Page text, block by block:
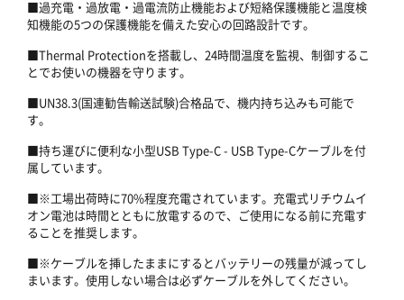
■過充電・過放電・過電流防止機能および短絡保護機能と温度検
知機能の5つの保護機能を備えた安心の回路設計です。
■Thermal Protectionを搭載し、24時間温度を監視、制御するこ
とでお使いの機器を守ります。
■UN38.3(国連勧告輸送試験)合格品で、機内持ち込みも可能で
す。
■持ち運びに便利な小型USB Type-C - USB Type-Cケーブルを付
属しています。
■※工場出荷時に70%程度充電されています。充電式リチウムイ
オン電池は時間とともに放電するので、ご使用になる前に充電す
ることを推奨します。
■※ケーブルを挿したままにするとバッテリーの残量が減ってし
まいます。使用しない場合は必ずケーブルを外してください。